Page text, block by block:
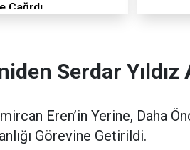
Çağrdı
Serdar Yıldız
Eren’in Yerine, Daha
Görevine Getirildi.